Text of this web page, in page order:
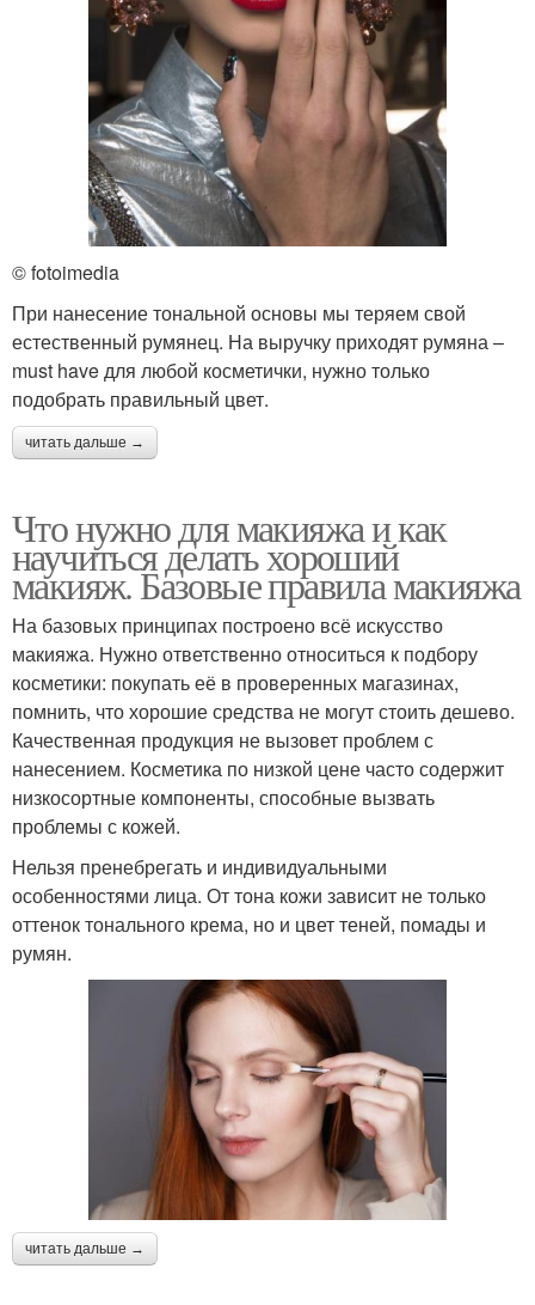
© fotoimedia
При нанесение тональной основы мы теряем свой
естественный румянец. На выручку приходят румяна –
must have для любой косметички, нужно только
подобрать правильный цвет.
читать дальше →
Что нужно для макияжа и как
научиться делать хороший
макияж. Базовые правила макияжа
На базовых принципах построено всё искусство
макияжа. Нужно ответственно относиться к подбору
косметики: покупать её в проверенных магазинах,
помнить, что хорошие средства не могут стоить дешево.
Качественная продукция не вызовет проблем с
нанесением. Косметика по низкой цене часто содержит
низкосортные компоненты, способные вызвать
проблемы с кожей.
Нельзя пренебрегать и индивидуальными
особенностями лица. От тона кожи зависит не только
оттенок тонального крема, но и цвет теней, помады и
румян.
читать дальше →